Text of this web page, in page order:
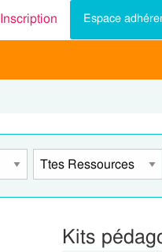
Inscription Espace
Kits